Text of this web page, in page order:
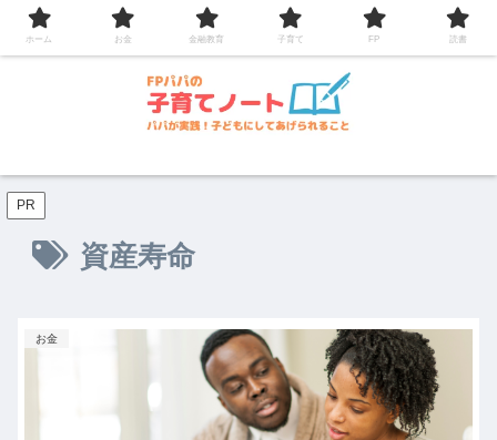
コンテンツへスキップ
PR
資産寿命
お金
ホーム お金 金融教育 子育て FP 読書